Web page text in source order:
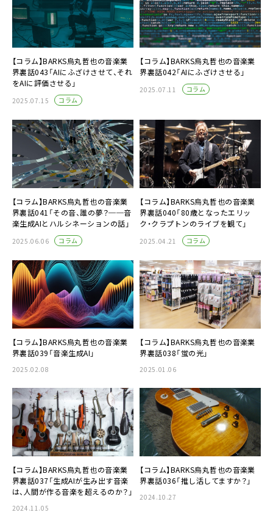
【コラム】BARKS烏丸哲也の音楽業
界裏話043「AIにふざけさせて、それ
をAIに評価させる」
2025.07.15 コラム
【コラム】BARKS烏丸哲也の音楽業
界裏話042「AIにふざけさせる」
2025.07.11 コラム
【コラム】BARKS烏丸哲也の音楽業
界裏話041「その音、誰の夢？──音
楽生成AIとハルシネーションの話」
2025.06.06 コラム
【コラム】BARKS烏丸哲也の音楽業
界裏話040「80歳となったエリッ
ク・クラプトンのライブを観て」
2025.04.21 コラム
【コラム】BARKS烏丸哲也の音楽業
界裏話039「音楽生成AI」
2025.02.08
【コラム】BARKS烏丸哲也の音楽業
界裏話038「蛍の光」
2025.01.06
【コラム】BARKS烏丸哲也の音楽業
界裏話037「生成AIが生み出す音楽
は、人間が作る音楽を超えるのか？」
2024.11.05
【コラム】BARKS烏丸哲也の音楽業
界裏話036「推し活してますか？」
2024.10.27